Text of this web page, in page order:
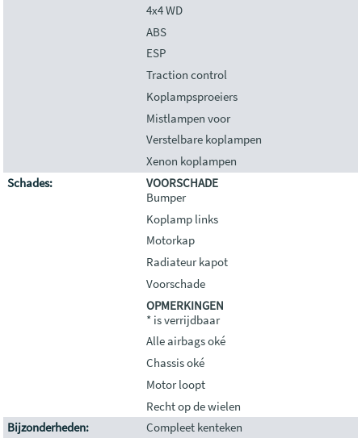
4x4 WD
ABS
ESP
Traction control
Koplampsproeiers
Mistlampen voor
Verstelbare koplampen
Xenon koplampen
Schades:
VOORSCHADE
Bumper
Koplamp links
Motorkap
Radiateur kapot
Voorschade
OPMERKINGEN
* is verrijdbaar
Alle airbags oké
Chassis oké
Motor loopt
Recht op de wielen
Bijzonderheden:
Compleet kenteken